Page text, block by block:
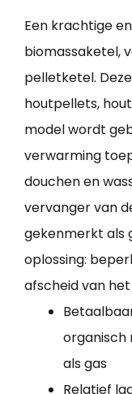
Een krachtige
biomassaketel,
pelletketel.
houtpellets,
model wordt
verwarming
douchen en
vervanger van
gekenmerkt als
oplossing:
afscheid van het
organisch
als gas
Relatief